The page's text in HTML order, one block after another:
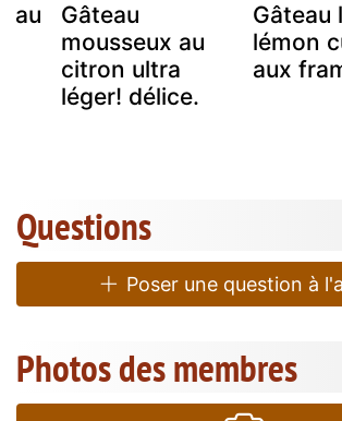
au
Gâteau
mousseux au
citron ultra
léger! délice.
Gâteau
lémon
aux
Questions
Poser une question à
Photos des membres